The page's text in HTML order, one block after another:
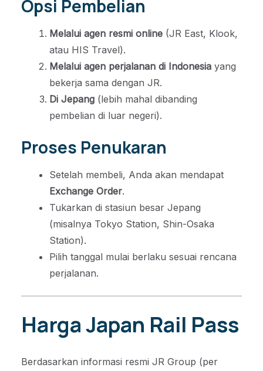
Opsi Pembelian
Melalui agen resmi online (JR East, Klook,
atau HIS Travel).
Melalui agen perjalanan di Indonesia yang
bekerja sama dengan JR.
Di Jepang (lebih mahal dibanding
pembelian di luar negeri).
Proses Penukaran
Setelah membeli, Anda akan mendapat
Exchange Order.
Tukarkan di stasiun besar Jepang
(misalnya Tokyo Station, Shin-Osaka
Station).
Pilih tanggal mulai berlaku sesuai rencana
perjalanan.
Harga Japan Rail Pass
Berdasarkan informasi resmi JR Group (per